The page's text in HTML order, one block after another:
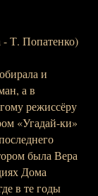
- Т. Попатенко)
и
а в
режиссёру
«Угадай-ки»
была Вера
Дома
в те годы